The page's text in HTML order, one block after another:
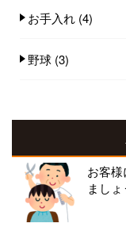
お手入れ (4)
野球 (3)
お客
まし